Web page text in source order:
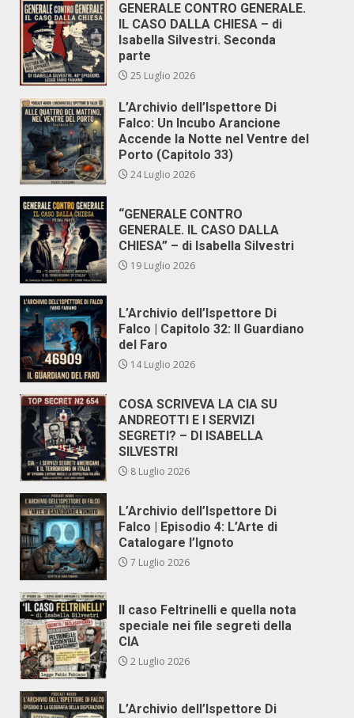
GENERALE CONTRO GENERALE.
IL CASO DALLA CHIESA – di
Isabella Silvestri. Seconda
parte
25 Luglio 2026
L’Archivio dell’Ispettore Di
Falco: Un Incubo Arancione
Accende la Notte nel Ventre del
Porto (Capitolo 33)
24 Luglio 2026
“GENERALE CONTRO
GENERALE. IL CASO DALLA
CHIESA” – di Isabella Silvestri
19 Luglio 2026
L’Archivio dell’Ispettore Di
Falco | Capitolo 32: Il Guardiano
del Faro
14 Luglio 2026
COSA SCRIVEVA LA CIA SU
ANDREOTTI E I SERVIZI
SEGRETI? – DI ISABELLA
SILVESTRI
8 Luglio 2026
L’Archivio dell’Ispettore Di
Falco | Episodio 4: L’Arte di
Catalogare l’Ignoto
7 Luglio 2026
Il caso Feltrinelli e quella nota
speciale nei file segreti della
CIA
2 Luglio 2026
L’Archivio dell’Ispettore Di